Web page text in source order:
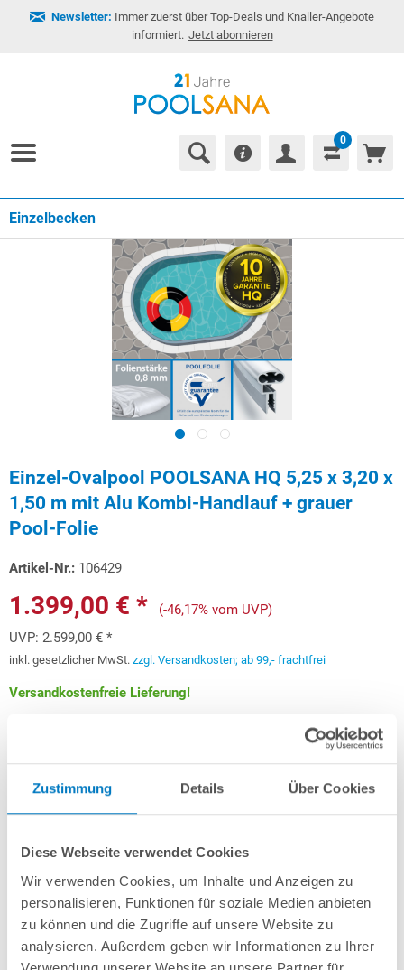
Zustimmung Details Über Cookies
Diese Webseite verwendet Cookies
Wir verwenden Cookies, um Inhalte und Anzeigen zu
personalisieren, Funktionen für soziale Medien anbieten
zu können und die Zugriffe auf unsere Website zu
analysieren. Außerdem geben wir Informationen zu Ihrer
Newsletter: Immer zuerst über Top-Deals und Knaller-Angebote
informiert. Jetzt abonnieren
0
Einzelbecken
Einzel-Ovalpool POOLSANA HQ 5,25 x 3,20 x
1,50 m mit Alu Kombi-Handlauf + grauer
Pool-Folie
Artikel-Nr.: 106429
1.399,00 € *
(-46,17% vom UVP)
UVP: 2.599,00 € *
inkl. gesetzlicher MwSt. zzgl. Versandkosten; ab 99,- frachtfrei
Versandkostenfreie Lieferung!
Weitere Informationen
ca. 0,7 mm starker, feuerverzinkter Stahlwand + sehr passgenauer,
PVC-Poolfolie 0,8 mm mitEinhängebiese+Kombi-Spezialhandlauf aus